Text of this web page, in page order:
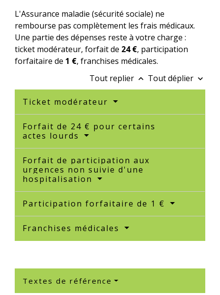
L'Assurance maladie (sécurité sociale) ne
rembourse pas complètement les frais médicaux.
Une partie des dépenses reste à votre charge :
ticket modérateur, forfait de 24 €, participation
forfaitaire de 1 €, franchises médicales.
Tout replier keyboard_arrow_up Tout déplier keyboard_arrow_down
Ticket modérateur
Forfait de 24 € pour certains
actes lourds
Forfait de participation aux
urgences non suivie d'une
hospitalisation
Participation forfaitaire de 1 €
Franchises médicales
Textes de référence